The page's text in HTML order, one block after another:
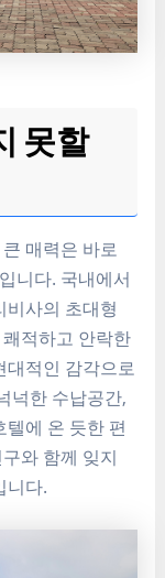
못할
매력은 바로
니다. 국내에서
비사의 초대형
적하고 안락한
대적인 감각으로
넉한 수납공간,
에 온 듯한 편
와 함께 잊지
니다.